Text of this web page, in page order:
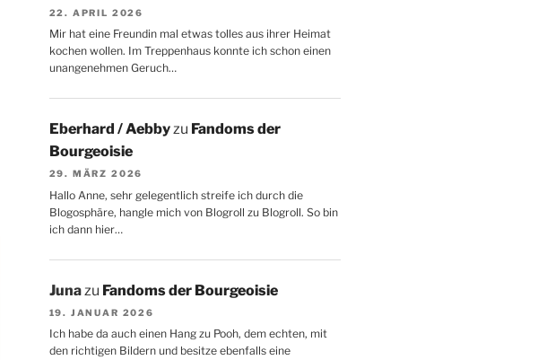
22. APRIL 2026
Mir hat eine Freundin mal etwas tolles aus ihrer Heimat
kochen wollen. Im Treppenhaus konnte ich schon einen
unangenehmen Geruch…
Eberhard / Aebbyzu Fandoms der
Bourgeoisie
29. MÄRZ 2026
Hallo Anne, sehr gelegentlich streife ich durch die
Blogosphäre, hangle mich von Blogroll zu Blogroll. So bin
ich dann hier…
Junazu Fandoms der Bourgeoisie
19. JANUAR 2026
Ich habe da auch einen Hang zu Pooh, dem echten, mit
den richtigen Bildern und besitze ebenfalls eine